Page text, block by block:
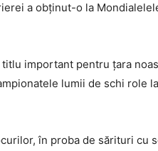
a obținut-o la
important pentru țara
lumii de schi role
în proba de sărituri cu